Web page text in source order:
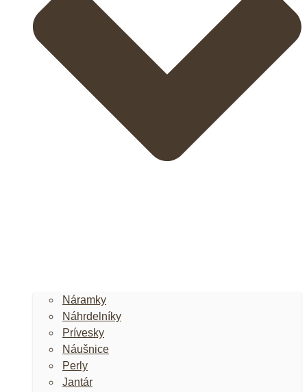
Náramky
Náhrdelníky
Prívesky
Náušnice
Perly
Jantár